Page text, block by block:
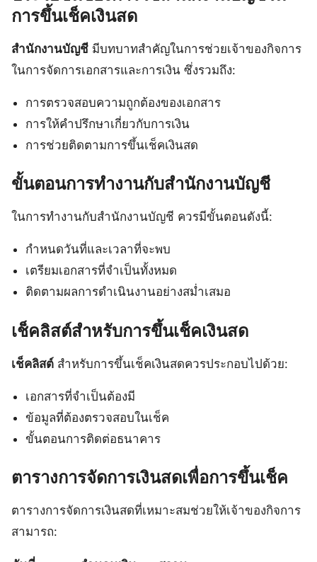
การขึ้นเช็คเงินสด
สำนักงานบัญชี มีบทบาทสำคัญในการช่วยเจ้าของกิจการ
ในการจัดการเอกสารและการเงิน ซึ่งรวมถึง:
การตรวจสอบความถูกต้องของเอกสาร
การให้คำปรึกษาเกี่ยวกับการเงิน
การช่วยติดตามการขึ้นเช็คเงินสด
ขั้นตอนการทำงานกับสำนักงานบัญชี
ในการทำงานกับสำนักงานบัญชี ควรมีขั้นตอนดังนี้:
กำหนดวันที่และเวลาที่จะพบ
เตรียมเอกสารที่จำเป็นทั้งหมด
ติดตามผลการดำเนินงานอย่างสม่ำเสมอ
เช็คลิสต์สำหรับการขึ้นเช็คเงินสด
เช็คลิสต์ สำหรับการขึ้นเช็คเงินสดควรประกอบไปด้วย:
เอกสารที่จำเป็นต้องมี
ข้อมูลที่ต้องตรวจสอบในเช็ค
ขั้นตอนการติดต่อธนาคาร
ตารางการจัดการเงินสดเพื่อการขึ้นเช็ค
ตารางการจัดการเงินสดที่เหมาะสมช่วยให้เจ้าของกิจการ
สามารถ: